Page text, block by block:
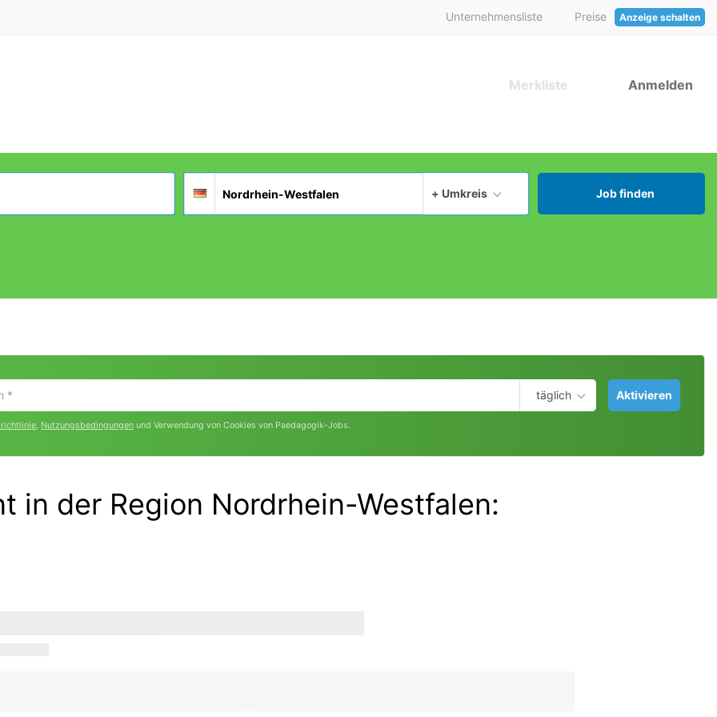
Anzeige schalten
Unternehmensliste Preise
Anmelden
Merkliste
Deutschland
+ Umkreis
aktuellen Ort verwenden
Job finden
täglich Aktivieren
, Nutzungsbedingungen und Verwendung von Cookies von Paedagogik-Jobs.
in der Region Nordrhein-Westfalen: